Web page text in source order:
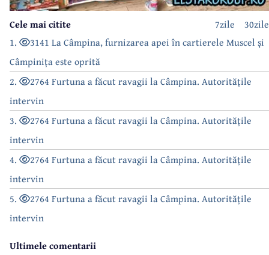
30zile
7zile
Cele mai citite
1.
3141 La Câmpina, furnizarea apei în cartierele Muscel și
Câmpinița este oprită
2.
2764 Furtuna a făcut ravagii la Câmpina. Autoritățile
intervin
3.
2764 Furtuna a făcut ravagii la Câmpina. Autoritățile
intervin
4.
2764 Furtuna a făcut ravagii la Câmpina. Autoritățile
intervin
5.
2764 Furtuna a făcut ravagii la Câmpina. Autoritățile
intervin
Ultimele comentarii